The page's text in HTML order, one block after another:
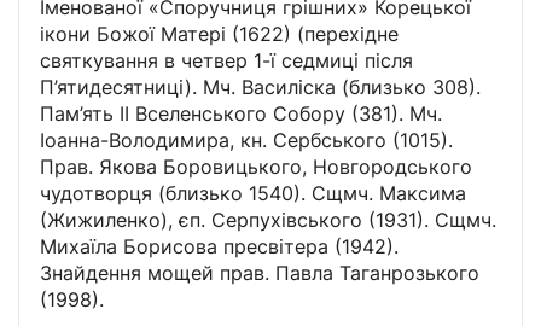
Іменованої «Споручниця грішних» Корецької
ікони Божої Матері (1622) (перехідне
святкування в четвер 1-ї седмиці після
П’ятидесятниці). Мч. Василіска (близько 308).
Пам’ять II Вселенського Собору (381). Мч.
Іоанна-Володимира, кн. Сербського (1015).
Прав. Якова Боровицького, Новгородського
чудотворця (близько 1540). Сщмч. Максима
(Жижиленко), єп. Серпухівського (1931). Сщмч.
Михаїла Борисова пресвітера (1942).
Знайдення мощей прав. Павла Таганрозького
(1998).